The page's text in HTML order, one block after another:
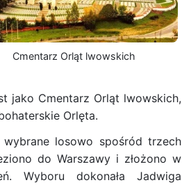
Cmentarz Orląt lwowskich
jako Cmentarz Orląt lwowskich,
Orlęta.
losowo spośród trzech
do Warszawy i złożono w
Wyboru dokonała Jadwiga